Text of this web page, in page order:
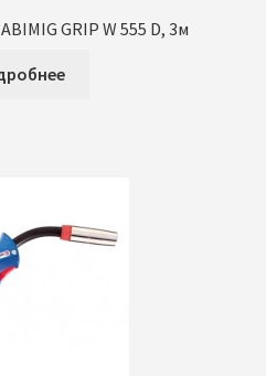
GRIP W 555 D, 3м